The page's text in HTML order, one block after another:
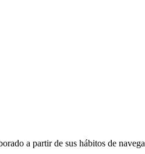
a partir de sus hábitos de